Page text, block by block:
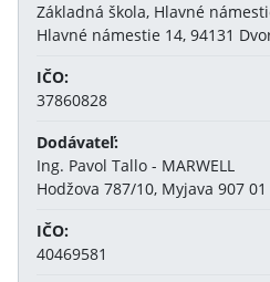
Základná škola, Hlavné
Hlavné námestie 14, 94131
IČO:
37860828
Dodávateľ:
Ing. Pavol Tallo - MARWELL
Hodžova 787/10, Myjava 907 01
IČO:
40469581